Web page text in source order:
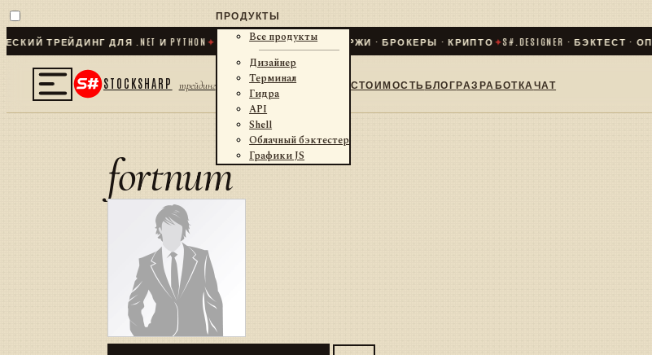
ТРЕЙДИНГ ДЛЯ .NET И PYTHON✦70 + КОННЕКТОРОВ · БИРЖИ · БРОКЕРЫ · КРИПТО✦ S#.DESIGNER · БЭКТЕСТ ·
STOCKSHARP трейдинг
ПРОДУКТЫ
Все продукты
Дизайнер
Терминал
Гидра
API
Shell
Облачный бэктестер
Графики JS
СТОИМОСТЬБЛОГРАЗРАБОТКАЧАТ
fortnum